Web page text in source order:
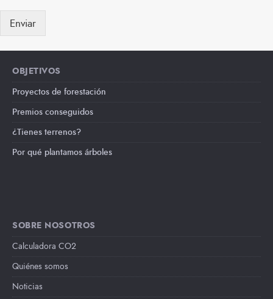
Enviar
OBJETIVOS
Proyectos de forestación
Premios conseguidos
¿Tienes terrenos?
Por qué plantamos árboles
SOBRE NOSOTROS
Calculadora CO2
Quiénes somos
Noticias